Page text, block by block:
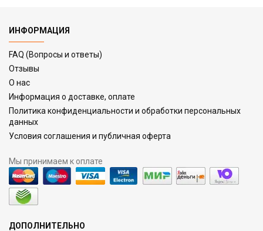
ИНФОРМАЦИЯ
FAQ (Вопросы и ответы)
Отзывы
О нас
Информация о доставке, оплате
Политика конфиденциальности и обработки персональных
данных
Условия соглашения и публичная оферта
Мы принимаем к оплате
ДОПОЛНИТЕЛЬНО